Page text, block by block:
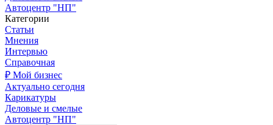
Автоцентр "НП"
Категории
Статьи
Мнения
Интервью
Справочная
₽ Мой бизнес
Актуально сегодня
Карикатуры
Деловые и смелые
Автоцентр "НП"